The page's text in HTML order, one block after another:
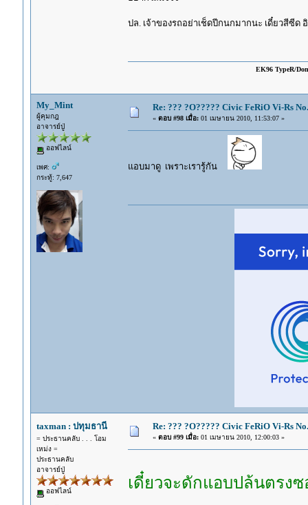
ปล. เจ้าของรถอย่าเช็ดปีกนกมากนะ เดี๋ยวสีซีด
EK96 TypeR/
My_Mint
ผู้คุมกฎ
อาจารย์ปู่
ออฟไลน์
เพศ:
กระทู้: 7,647
Re: ??? ?O????? Civic FeRiO Vi-Rs
« ตอบ #98 เมื่อ:01 เมษายน 2010, 11:53:07 »
แอบมาดู เพราะเรารู้กัน
taxman : ปทุมธานี
= ประธานคลับ . . . โอม
เหม่ง =
ประธานคลับ
อาจารย์ปู่
ออฟไลน์
Re: ??? ?O????? Civic FeRiO Vi-Rs
« ตอบ #99 เมื่อ:01 เมษายน 2010, 12:00:03 »
เดี๋ยวจะดักแอบปล้นตรง